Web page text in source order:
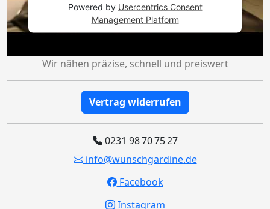
Powered by Usercentrics Consent
Management Platform
Wir nähen präzise, schnell und preiswert
Vertrag widerrufen
0231 98 70 75 27
info@wunschgardine.de
Facebook
Instagram